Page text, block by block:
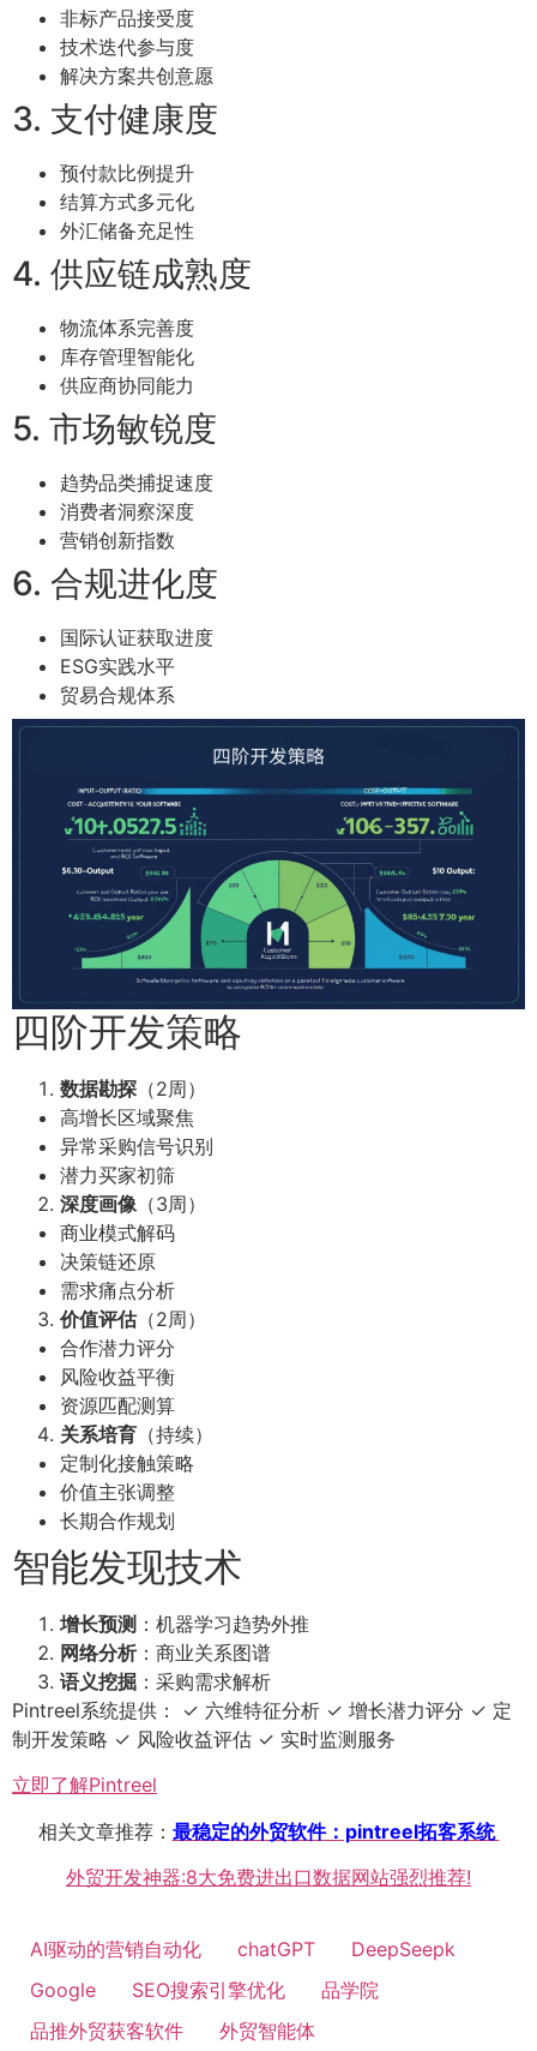
非标产品接受度
技术迭代参与度
解决方案共创意愿
3. 支付健康度
预付款比例提升
结算方式多元化
外汇储备充足性
4. 供应链成熟度
物流体系完善度
库存管理智能化
供应商协同能力
5. 市场敏锐度
趋势品类捕捉速度
消费者洞察深度
营销创新指数
6. 合规进化度
国际认证获取进度
ESG实践水平
贸易合规体系
四阶开发策略
数据勘探 （2周）
高增长区域聚焦
异常采购信号识别
潜力买家初筛
深度画像（3周）
商业模式解码
决策链还原
需求痛点分析
价值评估（2周）
合作潜力评分
风险收益平衡
资源匹配测算
关系培育 （持续）
定制化接触策略
价值主张调整
长期合作规划
智能发现技术
增长预测 ：机器学习趋势外推
网络分析：商业关系图谱
语义挖掘 ：采购需求解析
Pintreel系统提供： ✓ 六维特征分析 ✓ 增长潜力评分 ✓ 定
制开发策略 ✓ 风险收益评估 ✓ 实时监测服务
立即了解Pintreel
相关文章推荐： 最稳定的外贸软件：pintreel拓客系统
外贸开发神器:8大免费进出口数据网站强烈推荐!
AI驱动的营销自动化 chatGPT
DeepSeepk
Google
SEO搜索引擎优化
品学院
品推外贸获客软件
外贸智能体